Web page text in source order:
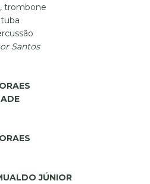
trombone
Santos
JÚNIOR